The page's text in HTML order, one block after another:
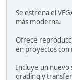
Se estrena el
más moderna.
Ofrece
en proyectos con
Incluye un nuevo
grading y